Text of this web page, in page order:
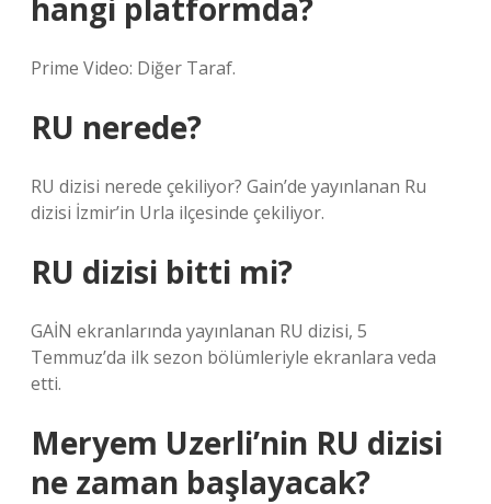
hangi platformda?
Prime Video: Diğer Taraf.
RU nerede?
RU dizisi nerede çekiliyor? Gain’de yayınlanan Ru
dizisi İzmir’in Urla ilçesinde çekiliyor.
RU dizisi bitti mi?
GAİN ekranlarında yayınlanan RU dizisi, 5
Temmuz’da ilk sezon bölümleriyle ekranlara veda
etti.
Meryem Uzerli’nin RU dizisi
ne zaman başlayacak?